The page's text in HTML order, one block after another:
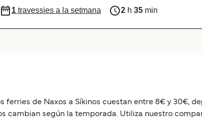
1travessies a la setmana 2h 35min
ferries de Naxos a Síkinos cuestan entre 8€ y 30€,
cambian según la temporada. Utiliza nuestro